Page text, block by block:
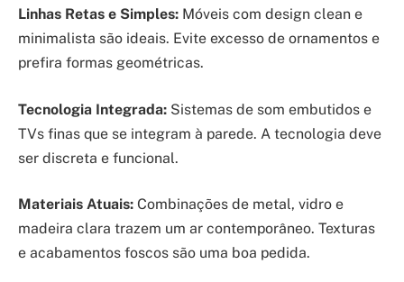
Linhas Retas e Simples: Móveis com design clean e
minimalista são ideais. Evite excesso de ornamentos e
prefira formas geométricas.
Tecnologia Integrada: Sistemas de som embutidos e
TVs finas que se integram à parede. A tecnologia deve
ser discreta e funcional.
Materiais Atuais: Combinações de metal, vidro e
madeira clara trazem um ar contemporâneo. Texturas
e acabamentos foscos são uma boa pedida.